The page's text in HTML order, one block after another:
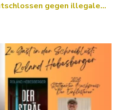
gegen illegale…